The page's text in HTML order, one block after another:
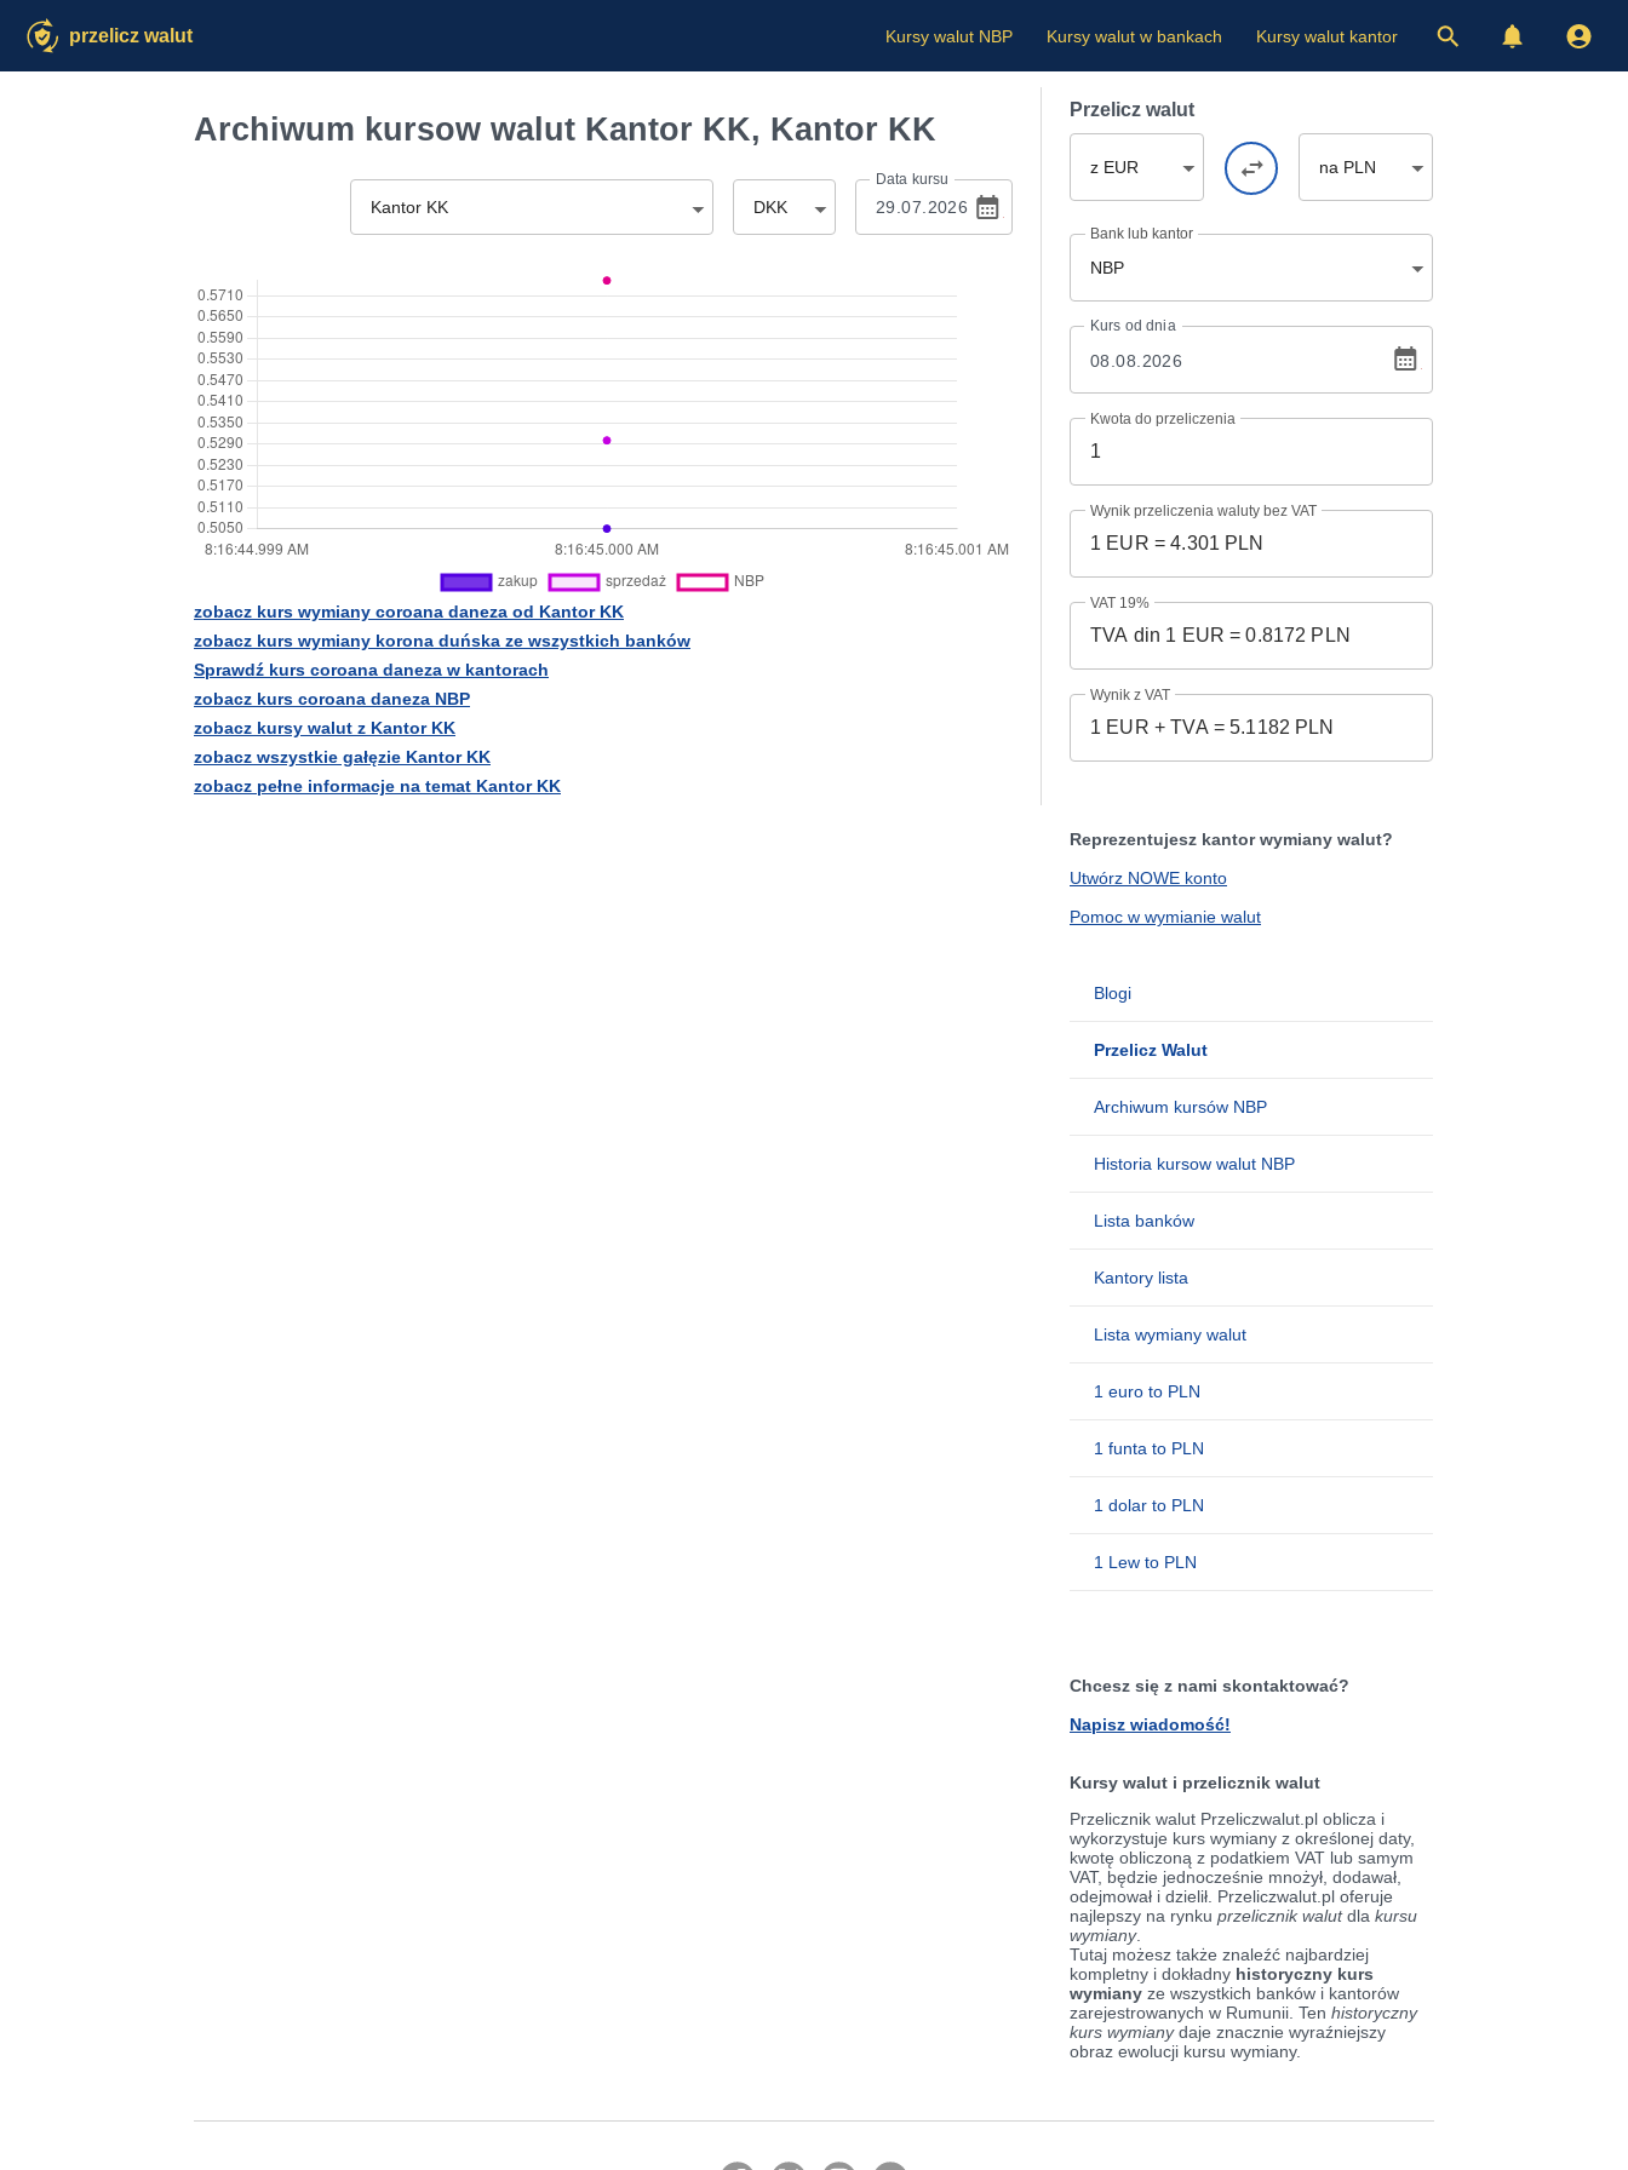
przelicz walut Kursy walut NBP Kursy walut w bankach Kursy walut kantor
Archiwum kursow walut Kantor KK, Kantor KK
Kantor KK DKK
Data kursu
zobacz kurs wymiany coroana daneza od Kantor KK
zobacz kurs wymiany korona duńska ze wszystkich banków
Sprawdź kurs coroana daneza w kantorach
zobacz kurs coroana daneza NBP
zobacz kursy walut z Kantor KK
zobacz wszystkie gałęzie Kantor KK
zobacz pełne informacje na temat Kantor KK
Przelicz walut
z EUR na PLN
Bank lub kantor
NBP
Kurs od dnia
Kwota do przeliczenia
Wynik przeliczenia waluty bez VAT
VAT 19%
Wynik z VAT
Reprezentujesz kantor wymiany walut?
Utwórz NOWE konto
Pomoc w wymianie walut
Blogi
Przelicz Walut
Archiwum kursów NBP
Historia kursow walut NBP
Lista banków
Kantory lista
Lista wymiany walut
1 euro to PLN
1 funta to PLN
1 dolar to PLN
1 Lew to PLN
Chcesz się z nami skontaktować?
Napisz wiadomość!
Kursy walut i przelicznik walut
Przelicznik walut Przeliczwalut.pl oblicza i
wykorzystuje kurs wymiany z określonej daty,
kwotę obliczoną z podatkiem VAT lub samym
VAT, będzie jednocześnie mnożył, dodawał,
odejmował i dzielił. Przeliczwalut.pl oferuje
najlepszy na rynku przelicznik walutdla kursu
wymiany.
Tutaj możesz także znaleźć najbardziej
kompletny i dokładny historyczny kurs
wymiany ze wszystkich banków i kantorów
zarejestrowanych w Rumunii. Ten historyczny
kurs wymianydaje znacznie wyraźniejszy
obraz ewolucji kursu wymiany.